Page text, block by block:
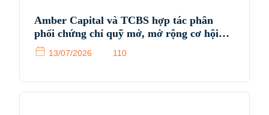
Amber Capital và TCBS hợp tác phân
phối chứng chỉ quỹ mở, mở rộng cơ hội
tiếp cận sản phẩm đầu tư chuyên nghiệp
cho nhà đầu tư Việt Nam
13/07/2026 110